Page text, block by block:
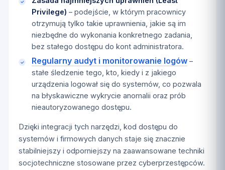
Privilege) – podejście, w którym pracownicy
otrzymują tylko takie uprawnienia, jakie są im
niezbędne do wykonania konkretnego zadania,
bez stałego dostępu do kont administratora.
Regularny audyt i monitorowanie logów –
stałe śledzenie tego, kto, kiedy i z jakiego
urządzenia logował się do systemów, co pozwala
na błyskawiczne wykrycie anomalii oraz prób
nieautoryzowanego dostępu.
Dzięki integracji tych narzędzi, kod dostępu do
systemów i firmowych danych staje się znacznie
stabilniejszy i odporniejszy na zaawansowane techniki
socjotechniczne stosowane przez cyberprzestępców.